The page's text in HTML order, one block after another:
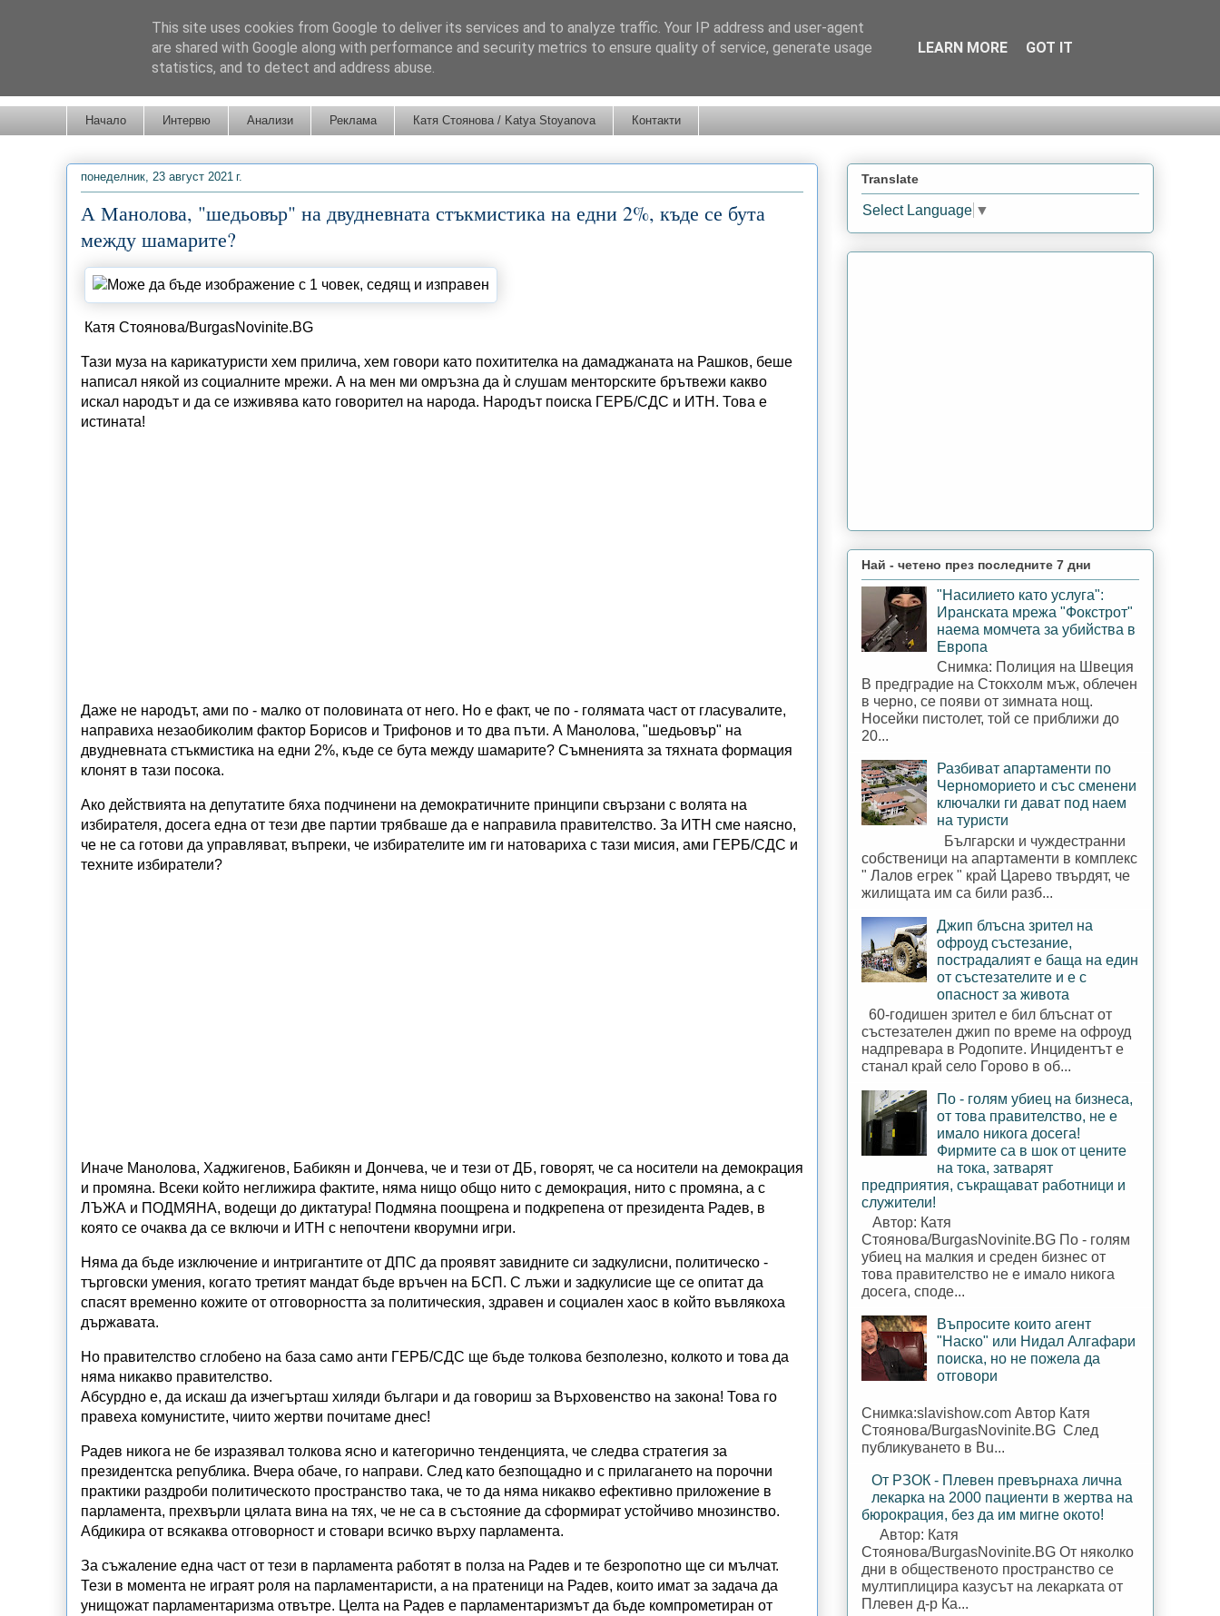
Начало Интервю Анализи Реклама Катя Стоянова / Katya Stoyanova Контакти
понеделник, 23 август 2021 г.
А Манолова, "шедьовър" на двудневната стъкмистика на едни 2%, къде се бута
между шамарите?
Катя Стоянова/BurgasNovinite.BG
Тази муза на карикатуристи хем прилича, хем говори като похитителка на дамаджаната на Рашков, беше
написал някой из социалните мрежи. А на мен ми омръзна да ѝ слушам менторските брътвежи какво
искал народът и да се изживява като говорител на народа. Народът поиска ГЕРБ/СДС и ИТН. Това е
истината!
Даже не народът, ами по - малко от половината от него. Но е факт, че по - голямата част от гласувалите,
направиха незаобиколим фактор Борисов и Трифонов и то два пъти. А Манолова, "шедьовър" на
двудневната стъкмистика на едни 2%, къде се бута между шамарите? Съмненията за тяхната формация
клонят в тази посока.
Ако действията на депутатите бяха подчинени на демократичните принципи свързани с волята на
избирателя, досега една от тези две партии трябваше да е направила правителство. За ИТН сме наясно,
че не са готови да управляват, въпреки, че избирателите им ги натовариха с тази мисия, ами ГЕРБ/СДС и
техните избиратели?
Иначе Манолова, Хаджигенов, Бабикян и Дончева, че и тези от ДБ, говорят, че са носители на демокрация
и промяна. Всеки който неглижира фактите, няма нищо общо нито с демокрация, нито с промяна, а с
ЛЪЖА и ПОДМЯНА, водещи до диктатура! Подмяна поощрена и подкрепена от президента Радев, в
която се очаква да се включи и ИТН с непочтени кворумни игри.
Няма да бъде изключение и интригантите от ДПС да проявят завидните си задкулисни, политическо -
търговски умения, когато третият мандат бъде връчен на БСП. С лъжи и задкулисие ще се опитат да
спасят временно кожите от отговорността за политическия, здравен и социален хаос в който въвлякоха
държавата.
Но правителство сглобено на база само анти ГЕРБ/СДС ще бъде толкова безполезно, колкото и това да
няма никакво правителство.
Абсурдно е, да искаш да изчегърташ хиляди българи и да говориш за Върховенство на закона! Това го
правеха комунистите, чиито жертви почитаме днес!
Радев никога не бе изразявал толкова ясно и категорично тенденцията, че следва стратегия за
президентска република. Вчера обаче, го направи. След като безпощадно и с прилагането на порочни
практики раздроби политическото пространство така, че то да няма никакво ефективно приложение в
парламента, прехвърли цялата вина на тях, че не са в състояние да сформират устойчиво мнозинство.
Абдикира от всякаква отговорност и стовари всичко върху парламента.
За съжаление една част от тези в парламента работят в полза на Радев и те безропотно ще си мълчат.
Тези в момента не играят роля на парламентаристи, а на пратеници на Радев, които имат за задача да
унищожат парламентаризма отвътре. Целта на Радев е парламентаризмът да бъде компрометиран от
Translate
Select Language ▼
Най - четено през последните 7 дни
"Насилието като услуга":
Иранската мрежа "Фокстрот"
наема момчета за убийства в
Европа
Снимка: Полиция на Швеция
В предградие на Стокхолм мъж, облечен
в черно, се появи от зимната нощ.
Носейки пистолет, той се приближи до
20...
Разбиват апартаменти по
Черноморието и със сменени
ключалки ги дават под наем
на туристи
Български и чуждестранни
собственици на апартаменти в комплекс
" Лалов егрек " край Царево твърдят, че
жилищата им са били разб...
Джип блъсна зрител на
офроуд състезание,
пострадалият е баща на един
от състезателите и е с
опасност за живота
60-годишен зрител е бил блъснат от
състезателен джип по време на офроуд
надпревара в Родопите. Инцидентът е
станал край село Горово в об...
По - голям убиец на бизнеса,
от това правителство, не е
имало никога досега!
Фирмите са в шок от цените
на тока, затварят
предприятия, съкращават работници и
служители!
Автор: Катя
Стоянова/BurgasNovinite.BG По - голям
убиец на малкия и среден бизнес от
това правителство не е имало никога
досега, споде...
Въпросите които агент
"Наско" или Нидал Алгафари
поиска, но не пожела да
отговори
Снимка:slavishow.com Автор Катя
Стоянова/BurgasNovinite.BG След
публикуването в Bu...
От РЗОК - Плевен превърнаха лична
лекарка на 2000 пациенти в жертва на
бюрокрация, без да им мигне окото!
Автор: Катя
Стоянова/BurgasNovinite.BG От няколко
дни в общественото пространство се
мултиплицира казусът на лекарката от
Плевен д-р Ка...
This site uses cookies from Google to deliver its services and to analyze traffic. Your IP address and user-agent
are shared with Google along with performance and security metrics to ensure quality of service, generate usage
statistics, and to detect and address abuse.
LEARN MORE GOT IT